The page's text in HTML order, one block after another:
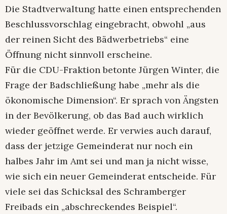
Die Stadtverwaltung hatte einen entsprechenden
Beschlussvorschlag eingebracht, obwohl „aus
der reinen Sicht des Bädwerbetriebs“ eine
Öffnung nicht sinnvoll erscheine.
Für die CDU-Fraktion betonte Jürgen Winter, die
Frage der Badschließung habe „mehr als die
ökonomische Dimension“. Er sprach von Ängsten
in der Bevölkerung, ob das Bad auch wirklich
wieder geöffnet werde. Er verwies auch darauf,
dass der jetzige Gemeinderat nur noch ein
halbes Jahr im Amt sei und man ja nicht wisse,
wie sich ein neuer Gemeinderat entscheide. Für
viele sei das Schicksal des Schramberger
Freibads ein „abschreckendes Beispiel“.